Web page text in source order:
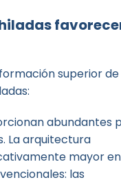
superior de
abundantes
La arquitectura
mayor en
las